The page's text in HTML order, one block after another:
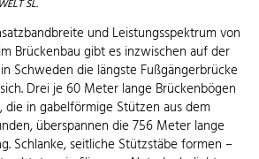
SL.
und Leistungsspektrum von
Brückenbau gibt es inzwischen auf der
Schweden die längste Fußgängerbrücke
Drei je 60 Meter lange Brückenbögen
die in gabelförmige Stützen aus dem
überspannen die 756 Meter lange
Schlanke, seitliche Stützstäbe formen –